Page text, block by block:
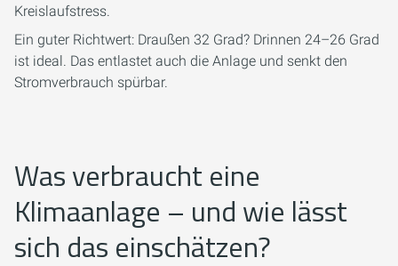
Kreislaufstress.
Ein guter Richtwert: Draußen 32 Grad? Drinnen 24–26 Grad
ist ideal. Das entlastet auch die Anlage und senkt den
Stromverbrauch spürbar.
Was verbraucht eine
Klimaanlage – und wie lässt
sich das einschätzen?